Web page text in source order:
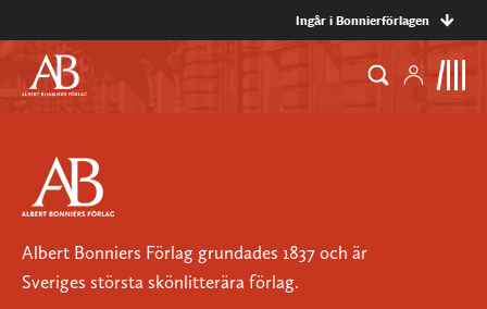
Ingår i Bonnierförlagen
Albert Bonniers Förlag grundades 1837 och är
Sveriges största skönlitterära förlag.